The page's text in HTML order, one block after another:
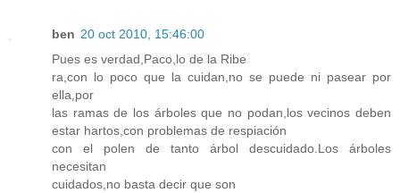
ben 20 oct 2010, 15:46:00
Pues es verdad,Paco,lo de la Ribe
ra,con lo poco que la cuidan,no se puede ni pasear por
ella,por
las ramas de los árboles que no podan,los vecinos deben
estar hartos,con problemas de respiación
con el polen de tanto árbol descuidado.Los árboles
necesitan
cuidados,no basta decir que son